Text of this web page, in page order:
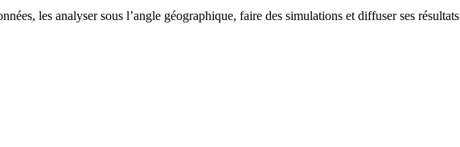
les analyser sous l’angle géographique, faire des simulations et diffuser ses résultats